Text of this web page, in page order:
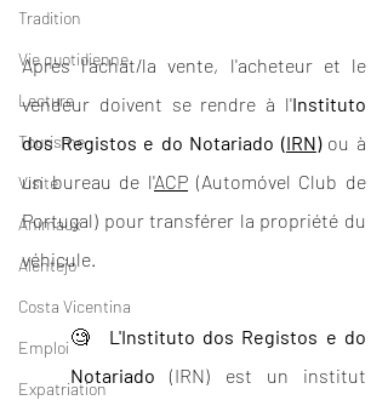
Tradition
Vie quotidienne
Lecture
Tourisme
Visite
Animaux
Alentejo
Costa Vicentina
Emploi
Expatriation
Après l'achat/la vente, l'acheteur et le
vendeur doivent se rendre à l'Instituto
dos Registos e do Notariado (IRN) ou à
un bureau de l'ACP (Automóvel Club de
Portugal) pour transférer la propriété du
véhicule.
🧐 L'Instituto dos Registos e do
Notariado (IRN) est un institut